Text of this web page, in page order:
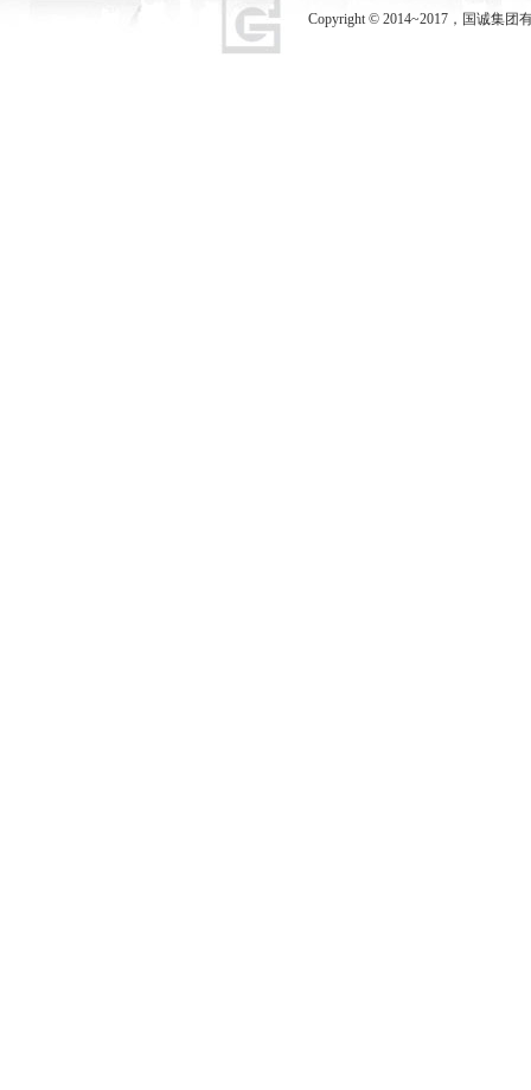
Copyright © 2014~2017，国诚集团